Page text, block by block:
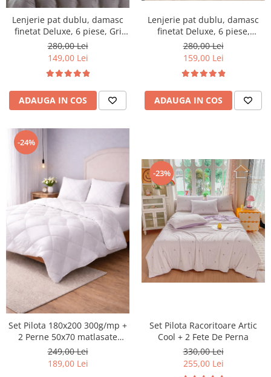
Lenjerie pat dublu, damasc
finetat Deluxe, 6 piese, Gri
Deschis
280,00 Lei
149,00 Lei
ADAUGA IN COS
Lenjerie pat dublu, damasc
finetat Deluxe, 6 piese,
cearceaf pat cu elastic,
Sampanie
280,00 Lei
159,00 Lei
ADAUGA IN COS
-24%
Set Pilota 180x200 300g/mp +
2 Perne 50x70 matlasate
800g/buc
249,00 Lei
189,00 Lei
-23%
Set Pilota Racoritoare Artic
Cool + 2 Fete De Perna
330,00 Lei
255,00 Lei